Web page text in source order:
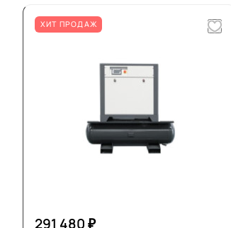
ХИТ ПРОДАЖ
291 480 ₽